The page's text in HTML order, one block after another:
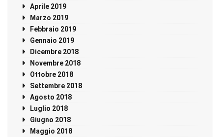
Aprile 2019
Marzo 2019
Febbraio 2019
Gennaio 2019
Dicembre 2018
Novembre 2018
Ottobre 2018
Settembre 2018
Agosto 2018
Luglio 2018
Giugno 2018
Maggio 2018